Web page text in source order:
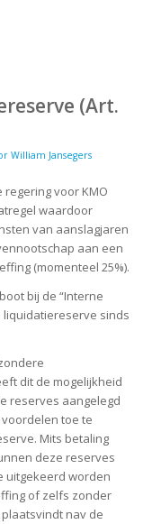
(Art.
William Jansegers
voor KMO
waardoor
van aanslagjaren
aan een
(momenteel 25%).
bij de “Interne
liquidatiereserve sinds
dit de mogelijkheid
reserves aangelegd
toe te
Mits betaling
deze reserves
uitgekeerd worden
of zelfs zonder
nav de